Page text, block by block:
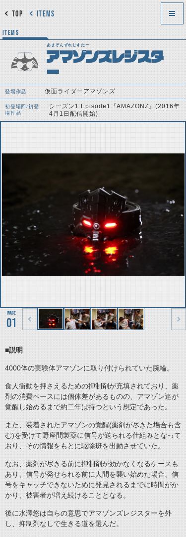
ITEMS
TOP
ITEMS
あまぞんずれじすたー
アマゾンズレジスタ
ー
登場作品 仮面ライダーアマゾンズ
初登場回/初登
場作品
シーズン1 Episode1『AMAZONZ』(2016年
4月1日配信開始)
01
■説明
4000体の実験体アマゾンに取り付けられていた腕輪。
食人衝動を押さえるための抑制剤が充填されており、薬
剤の消費ペースには個体差があるものの、アマゾン達が
覚醒し始めるまで約二年は持つという想定であった。
また、装着されたアマゾンの覚醒(薬剤が尽きた場合も含
む)を受けて野座間製薬に信号が送られる仕組みとなって
おり、その情報をもとに駆除班を出動させていた。
なお、薬剤が尽きる前に抑制剤が効かなくなるケースも
あり、信号が発せられる前に人間を襲い始めた場合、信
号をキャッチできないために発見されるまでに時間がか
かり、被害者が増え続けることとなる。
後に水澤悠は自らの意思でアマゾンズレジスターを外
し、抑制剤なしで生きる道を選んだ。